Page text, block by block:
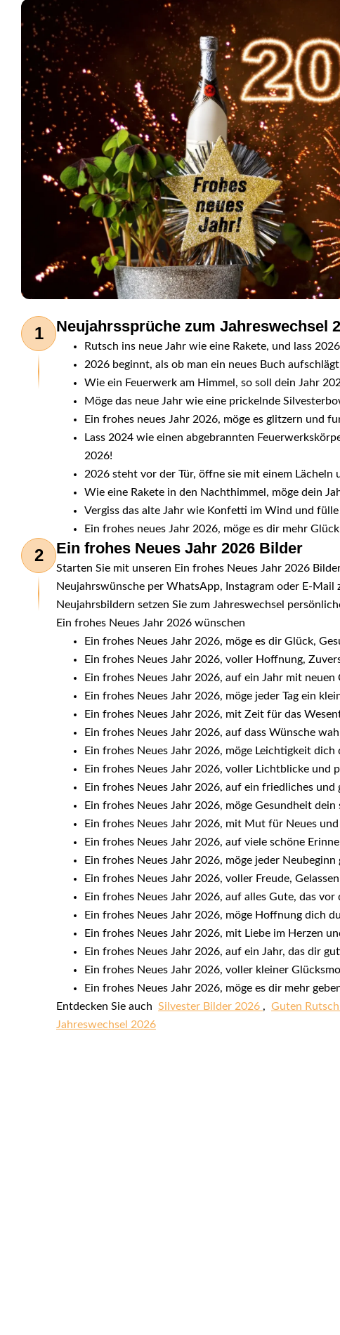
1 Neujahrssprüche zum Jahreswechsel
Rutsch ins neue Jahr wie eine Rakete, und lass
2026 beginnt, als ob man ein neues Buch
Wie ein Feuerwerk am Himmel, so soll dein Jahr
Möge das neue Jahr wie eine prickelnde
Ein frohes neues Jahr 2026, möge es glitzern und
Lass 2024 wie einen abgebrannten
2026!
2026 steht vor der Tür, öffne sie mit einem Lächeln
Wie eine Rakete in den Nachthimmel, möge dein
Vergiss das alte Jahr wie Konfetti im Wind und
Ein frohes neues Jahr 2026, möge es dir mehr
2 Ein frohes Neues Jahr 2026 Bilder
Starten Sie mit unseren Ein frohes Neues Jahr 2026
Neujahrswünsche per WhatsApp, Instagram oder E-
Neujahrsbildern setzen Sie zum Jahreswechsel
Ein frohes Neues Jahr 2026 wünschen
Ein frohes Neues Jahr 2026, möge es dir Glück,
Ein frohes Neues Jahr 2026, voller Hoffnung,
Ein frohes Neues Jahr 2026, auf ein Jahr mit neuen
Ein frohes Neues Jahr 2026, möge jeder Tag ein
Ein frohes Neues Jahr 2026, mit Zeit für das
Ein frohes Neues Jahr 2026, auf dass Wünsche
Ein frohes Neues Jahr 2026, möge Leichtigkeit dich
Ein frohes Neues Jahr 2026, voller Lichtblicke und
Ein frohes Neues Jahr 2026, auf ein friedliches und
Ein frohes Neues Jahr 2026, möge Gesundheit
Ein frohes Neues Jahr 2026, mit Mut für Neues
Ein frohes Neues Jahr 2026, auf viele schöne
Ein frohes Neues Jahr 2026, möge jeder Neubeginn
Ein frohes Neues Jahr 2026, voller Freude,
Ein frohes Neues Jahr 2026, auf alles Gute, das vor
Ein frohes Neues Jahr 2026, möge Hoffnung dich
Ein frohes Neues Jahr 2026, mit Liebe im Herzen
Ein frohes Neues Jahr 2026, auf ein Jahr, das dir
Ein frohes Neues Jahr 2026, voller kleiner
Ein frohes Neues Jahr 2026, möge es dir mehr
Entdecken Sie auch Silvester Bilder 2026 , Guten
Jahreswechsel 2026